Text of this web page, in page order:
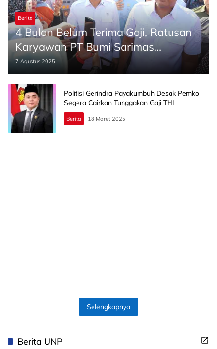
Berita
4 Bulan Belum Terima Gaji, Ratusan
Karyawan PT Bumi Sarimas
Indonesia Lakukan Aksi Damai
7 Agustus 2025
Politisi Gerindra Payakumbuh Desak Pemko
Segera Cairkan Tunggakan Gaji THL
Berita 18 Maret 2025
Selengkapnya
Berita UNP